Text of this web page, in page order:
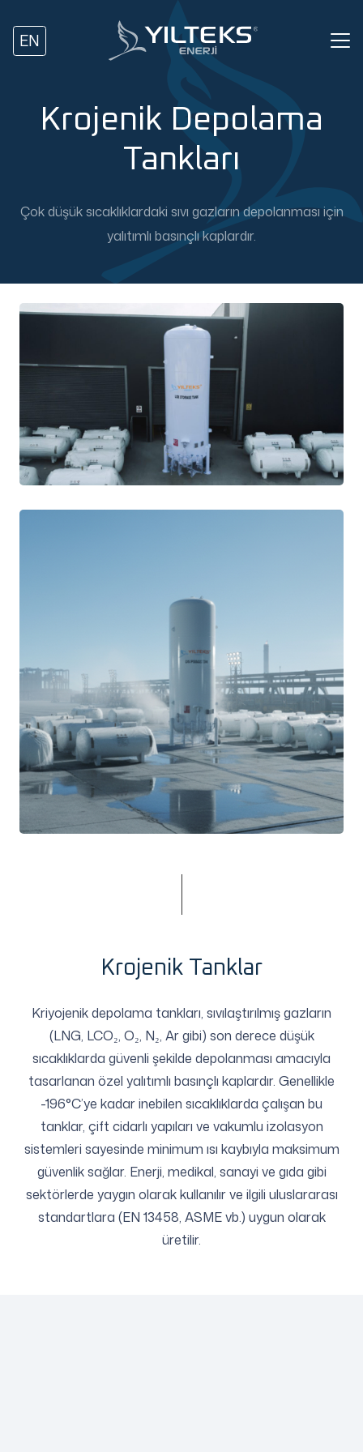
EN
Krojenik Depolama
Tankları
Çok düşük sıcaklıklardaki sıvı gazların depolanması için
yalıtımlı basınçlı kaplardır.
Krojenik Tanklar
Kriyojenik depolama tankları, sıvılaştırılmış gazların
(LNG, LCO₂, O₂, N₂, Ar gibi) son derece düşük
sıcaklıklarda güvenli şekilde depolanması amacıyla
tasarlanan özel yalıtımlı basınçlı kaplardır. Genellikle
-196°C’ye kadar inebilen sıcaklıklarda çalışan bu
tanklar, çift cidarlı yapıları ve vakumlu izolasyon
sistemleri sayesinde minimum ısı kaybıyla maksimum
güvenlik sağlar. Enerji, medikal, sanayi ve gıda gibi
sektörlerde yaygın olarak kullanılır ve ilgili uluslararası
standartlara (EN 13458, ASME vb.) uygun olarak
üretilir.